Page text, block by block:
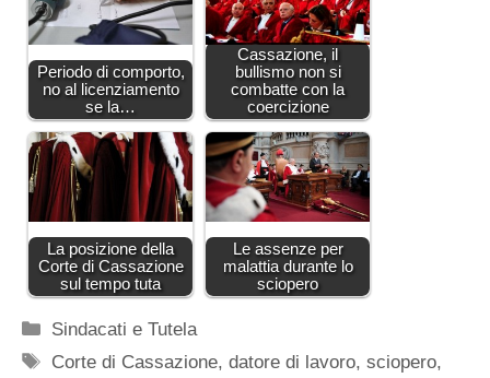
Periodo di comporto,
no al licenziamento
se la…
Cassazione, il
bullismo non si
combatte con la
coercizione
La posizione della
Corte di Cassazione
sul tempo tuta
Le assenze per
malattia durante lo
sciopero
Categorie
Sindacati e Tutela
Tag
Corte di Cassazione,datore di lavoro,sciopero,